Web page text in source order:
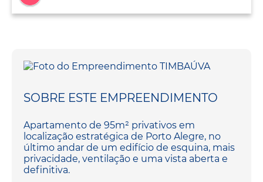
SOBRE ESTE EMPREENDIMENTO
Apartamento de 95m² privativos em
localização estratégica de Porto Alegre, no
último andar de um edifício de esquina, mais
privacidade, ventilação e uma vista aberta e
definitiva.